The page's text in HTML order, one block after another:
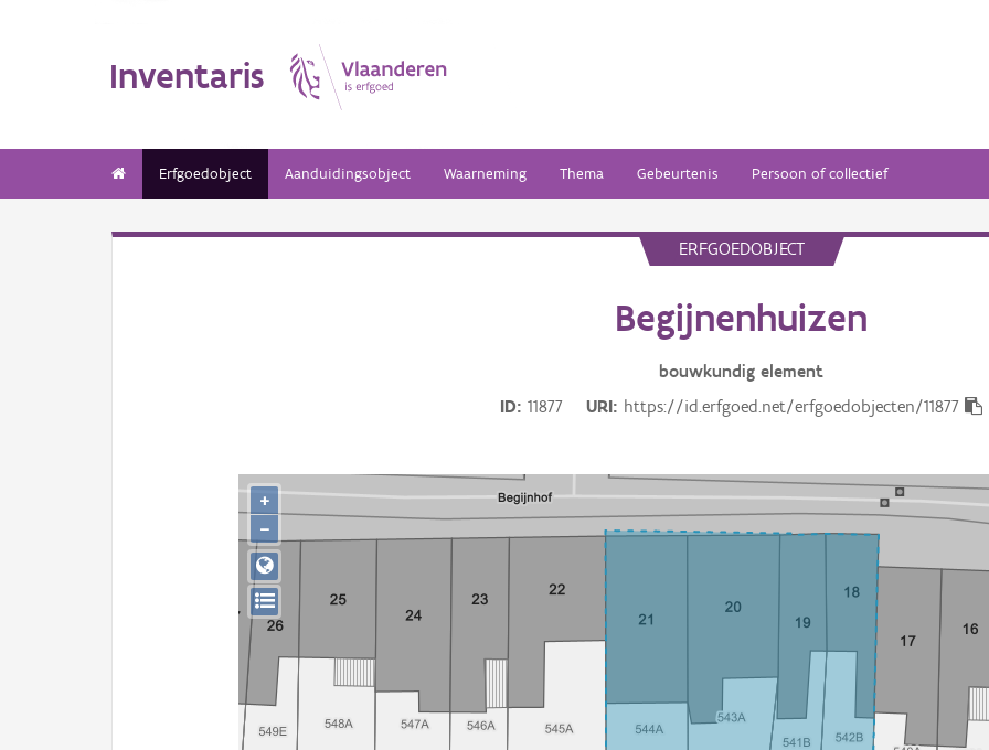
Inventaris
Erfgoedobject Aanduidingsobject Waarneming Thema Gebeurtenis Persoon of collectief
ERFGOEDOBJECT
Begijnenhuizen
bouwkundig element
ID
11877 URI https://id.erfgoed.net/erfgoedobjecten/11877
+
−